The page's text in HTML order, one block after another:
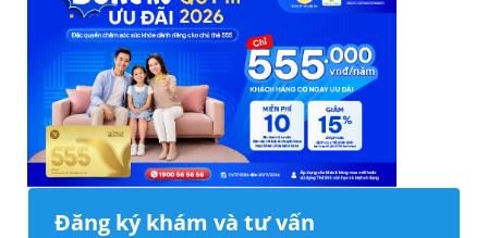
Đăng ký khám và tư vấn